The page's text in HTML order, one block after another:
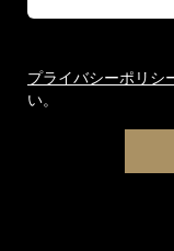
プライバシーポリシ
い。